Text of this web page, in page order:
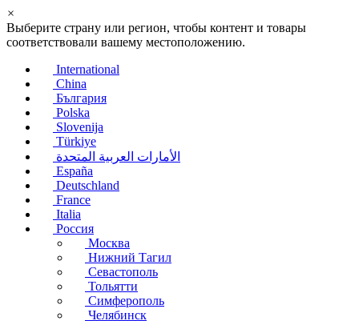
×
Выберите страну или регион, чтобы контент и товары
соответствовали вашему местоположению.
International
China
България
Polska
Slovenija
Türkiye
الأمارات العربية المتحدة
España
Deutschland
France
Italia
Россия
Москва
Нижний Тагил
Севастополь
Тольятти
Симферополь
Челябинск